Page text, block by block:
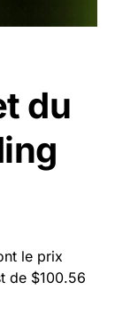
du
le prix
de $100.56